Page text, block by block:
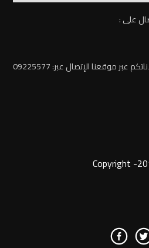
على :
عبر موقعنا الإتصال عبر: 09225577
Copyright -